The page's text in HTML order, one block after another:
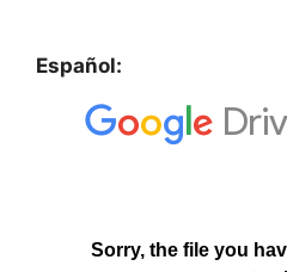
Español: